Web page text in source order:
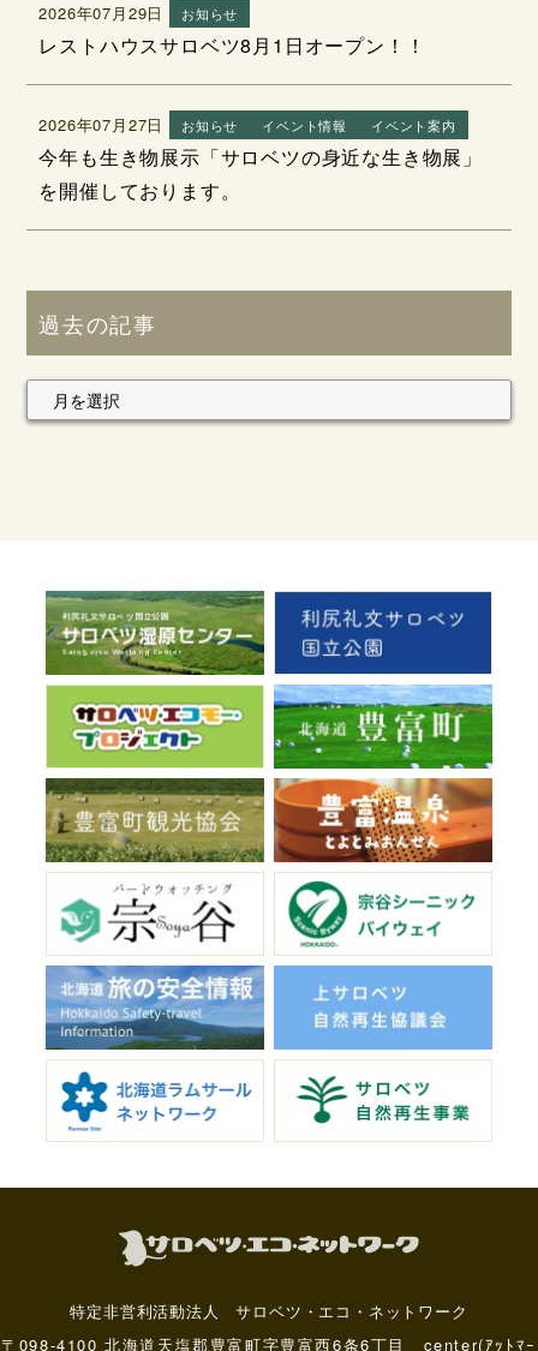
2026年07月29日 お知らせ
レストハウスサロベツ8月1日オープン！！
2026年07月27日 お知らせ イベント情報 イベント案内
今年も生き物展示「サロベツの身近な生き物展」
を開催しております。
過去の記事
特定非営利活動法人 サロベツ・エコ・ネットワーク
〒098-4100 北海道天塩郡豊富町字豊富西6条6丁目 center(ｱｯﾄﾏｰ